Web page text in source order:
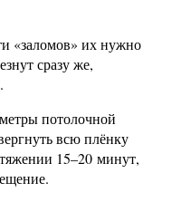
«заломов» их нужно
сразу же,
потолочной
всю плёнку
15–20 минут,